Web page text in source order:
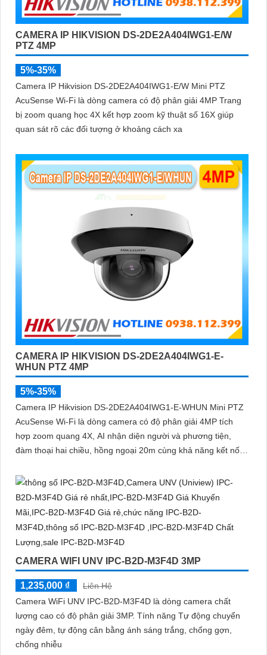
CAMERA IP HIKVISION DS-2DE2A404IWG1-E/W
PTZ 4MP
5%-35%
Camera IP Hikvision DS-2DE2A404IWG1-E/W Mini PTZ
AcuSense Wi-Fi là dòng camera có độ phân giải 4MP Trang
bị zoom quang học 4X kết hợp zoom kỹ thuật số 16X giúp
quan sát rõ các đối tượng ở khoảng cách xa
CAMERA IP HIKVISION DS-2DE2A404IWG1-E-
WHUN PTZ 4MP
5%-35%
Camera IP Hikvision DS-2DE2A404IWG1-E-WHUN Mini PTZ
AcuSense Wi-Fi là dòng camera có độ phân giải 4MP tích
hợp zoom quang 4X, AI nhận diện người và phương tiện,
đàm thoại hai chiều, hồng ngoại 20m cùng khả năng kết nối
CAMERA WIFI UNV IPC-B2D-M3F4D 3MP
1,235,000 ₫
Liên Hệ
Camera WiFi UNV IPC-B2D-M3F4D là dòng camera chất
lượng cao có độ phân giải 3MP. Tính năng Tự động chuyển
ngày đêm, tự động cân bằng ánh sáng trắng, chống gợn,
chống nhiễu